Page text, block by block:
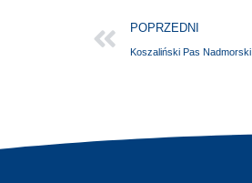
POPRZEDNI
Koszaliński Pas Nadmorski